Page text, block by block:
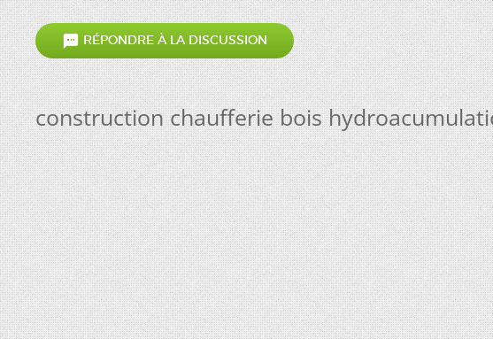
 RÉPONDRE À LA DISCUSSION
construction chaufferie bois